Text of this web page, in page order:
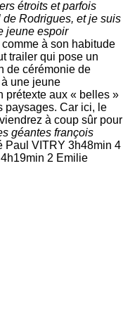
étroits et parfois
Rodrigues, et je suis
jeune espoir
à son habitude
trailer qui pose un
de cérémonie de
une jeune
prétexte aux « belles »
paysages. Car ici, le
à coup sûr pour
géantes françois
Paul VITRY 3h48min 4
2 Emilie